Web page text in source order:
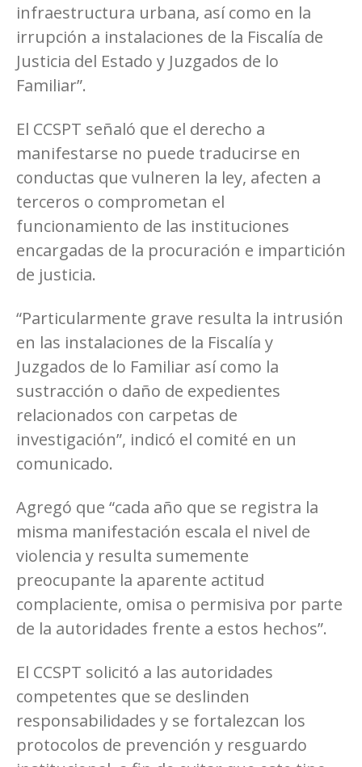
infraestructura urbana, así como en la
irrupción a instalaciones de la Fiscalía de
Justicia del Estado y Juzgados de lo
Familiar”.
El CCSPT señaló que el derecho a
manifestarse no puede traducirse en
conductas que vulneren la ley, afecten a
terceros o comprometan el
funcionamiento de las instituciones
encargadas de la procuración e impartición
de justicia.
“Particularmente grave resulta la intrusión
en las instalaciones de la Fiscalía y
Juzgados de lo Familiar así como la
sustracción o daño de expedientes
relacionados con carpetas de
investigación”, indicó el comité en un
comunicado.
Agregó que “cada año que se registra la
misma manifestación escala el nivel de
violencia y resulta sumemente
preocupante la aparente actitud
complaciente, omisa o permisiva por parte
de la autoridades frente a estos hechos”.
El CCSPT solicitó a las autoridades
competentes que se deslinden
responsabilidades y se fortalezcan los
protocolos de prevención y resguardo